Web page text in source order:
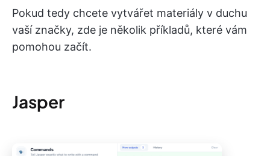
Pokud tedy chcete vytvářet materiály v duchu
vaší značky, zde je několik příkladů, které vám
pomohou začít.
Jasper